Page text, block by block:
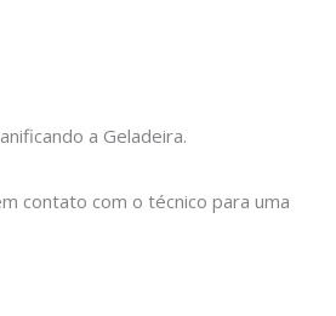
a Geladeira.
contato com o técnico para uma